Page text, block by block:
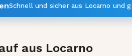
Schnell und sicher aus Locarno und
aus Locarno